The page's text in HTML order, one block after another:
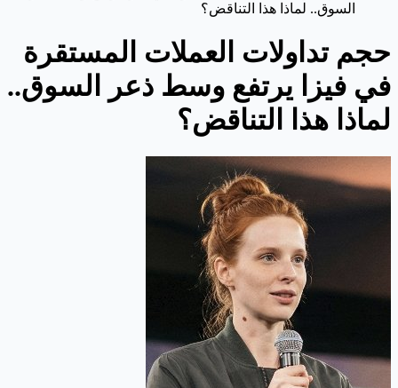
السوق.. لماذا هذا التناقض؟
حجم تداولات العملات المستقرة
في فيزا يرتفع وسط ذعر السوق..
لماذا هذا التناقض؟